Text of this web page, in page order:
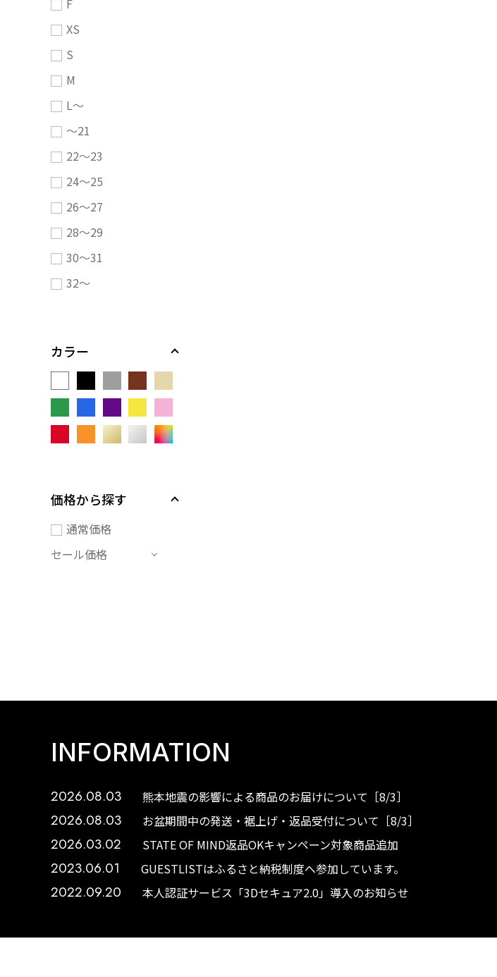
F
XS
S
M
L～
～21
22～23
24～25
26～27
28～29
30～31
32～
カラー
価格から探す
通常価格
セール価格
INFORMATION
2026.08.03 熊本地震の影響による商品のお届けについて［8/3］
2026.08.03 お盆期間中の発送・裾上げ・返品受付について［8/3］
2026.03.02 STATE OF MIND返品OKキャンペーン対象商品追加
2023.06.01 GUESTLISTはふるさと納税制度へ参加しています。
2022.09.20 本人認証サービス「3Dセキュア2.0」導入のお知らせ